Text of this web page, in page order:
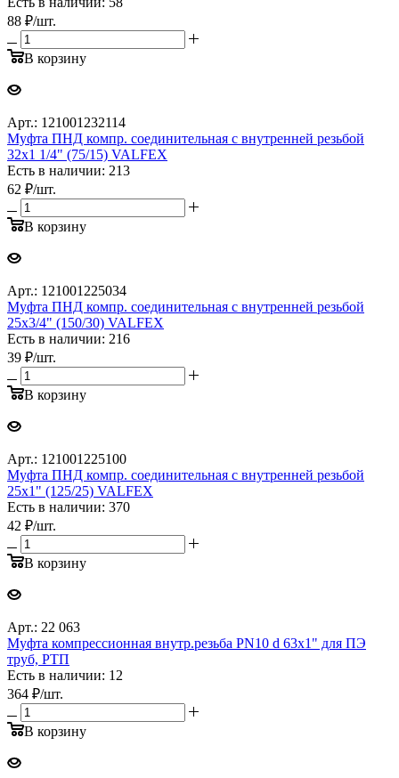
88 ₽/шт.
В корзину
Арт.: 121001232114
Муфта ПНД компр. соединительная c внутренней резьбой
32х1 1/4" (75/15) VALFEX
Есть в наличии: 213
62 ₽/шт.
В корзину
Арт.: 121001225034
Муфта ПНД компр. соединительная c внутренней резьбой
25х3/4" (150/30) VALFEX
Есть в наличии: 216
39 ₽/шт.
В корзину
Арт.: 121001225100
Муфта ПНД компр. соединительная c внутренней резьбой
25х1" (125/25) VALFEX
Есть в наличии: 370
42 ₽/шт.
В корзину
Арт.: 22 063
Муфта компрессионная внутр.резьба PN10 d 63x1" для ПЭ
труб, РТП
Есть в наличии: 12
364 ₽/шт.
В корзину